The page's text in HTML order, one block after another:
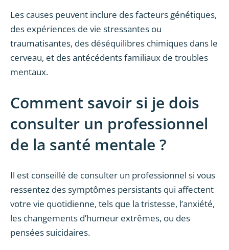
Les causes peuvent inclure des facteurs génétiques,
des expériences de vie stressantes ou
traumatisantes, des déséquilibres chimiques dans le
cerveau, et des antécédents familiaux de troubles
mentaux.
Comment savoir si je dois
consulter un professionnel
de la santé mentale ?
Il est conseillé de consulter un professionnel si vous
ressentez des symptômes persistants qui affectent
votre vie quotidienne, tels que la tristesse, l’anxiété,
les changements d’humeur extrêmes, ou des
pensées suicidaires.